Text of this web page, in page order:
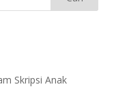
Skripsi Anak